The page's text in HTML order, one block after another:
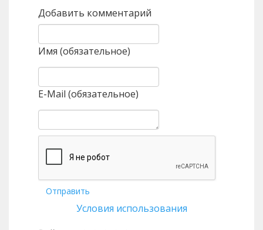
Добавить комментарий
Имя (обязательное)
E-Mail (обязательное)
Отправить
Условия использования